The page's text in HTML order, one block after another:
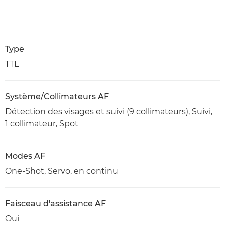
Type
TTL
Système/Collimateurs AF
Détection des visages et suivi (9 collimateurs), Suivi,
1 collimateur, Spot
Modes AF
One-Shot, Servo, en continu
Faisceau d'assistance AF
Oui